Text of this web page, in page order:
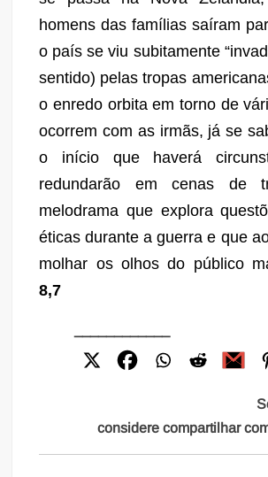
homens das famílias saíram
o país se viu subitamente
sentido) pelas tropas
o enredo orbita em torno de
ocorrem com as irmãs, já se
o início que haverá
redundarão em cenas de
melodrama que explora
éticas durante a guerra e que
molhar os olhos do público
8,7
considere compartilhar